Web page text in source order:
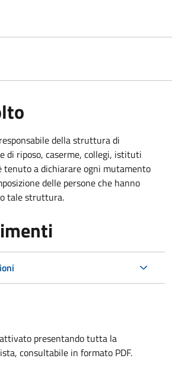
della struttura di
di riposo, caserme, collegi, istituti
tenuto a dichiarare ogni mutamento
delle persone che hanno
tale struttura.
presentando tutta la
consultabile in formato PDF.